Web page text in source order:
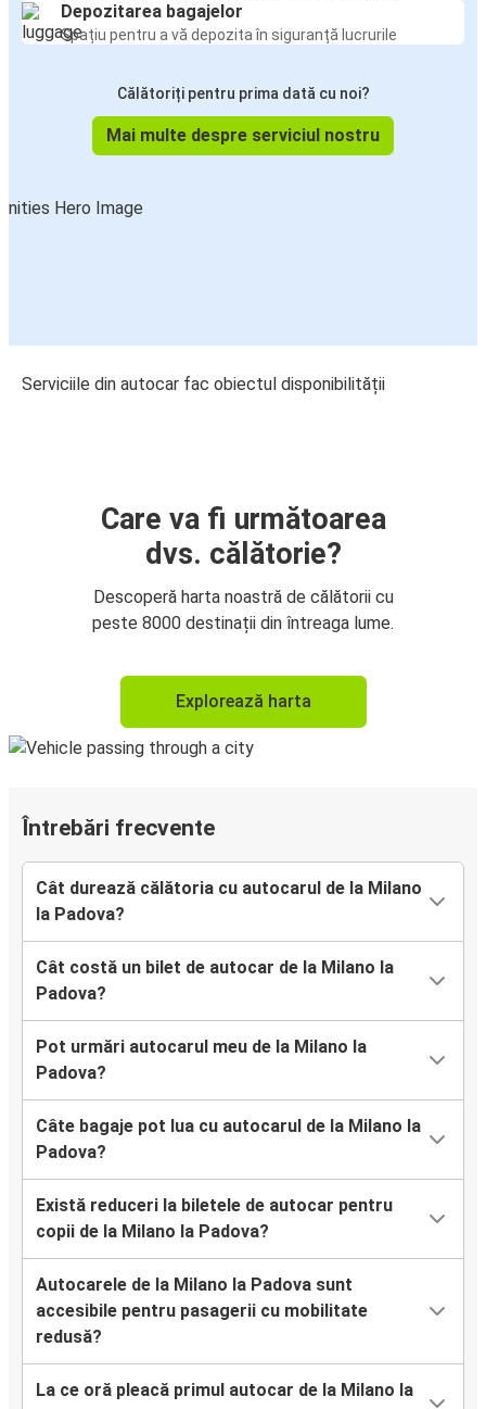
Depozitarea bagajelor
Spațiu pentru a vă depozita în siguranță lucrurile
Călătoriți pentru prima dată cu noi?
Mai multe despre serviciul nostru
Serviciile din autocar fac obiectul disponibilității
Care va fi următoarea
dvs. călătorie?
Descoperă harta noastră de călătorii cu
peste 8000 destinații din întreaga lume.
Explorează harta
Întrebări frecvente
Cât durează călătoria cu autocarul de la Milano
la Padova?
Cât costă un bilet de autocar de la Milano la
Padova?
Pot urmări autocarul meu de la Milano la
Padova?
Câte bagaje pot lua cu autocarul de la Milano la
Padova?
Există reduceri la biletele de autocar pentru
copii de la Milano la Padova?
Autocarele de la Milano la Padova sunt
accesibile pentru pasagerii cu mobilitate
redusă?
La ce oră pleacă primul autocar de la Milano la